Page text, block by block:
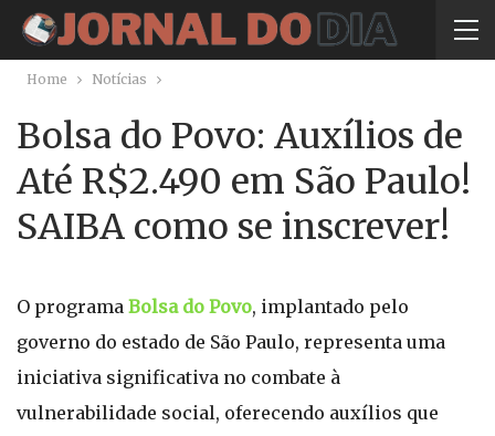
Home Notícias
Bolsa do Povo: Auxílios de
Até R$2.490 em São Paulo!
SAIBA como se inscrever!
O programa Bolsa do Povo, implantado pelo
governo do estado de São Paulo, representa uma
iniciativa significativa no combate à
vulnerabilidade social, oferecendo auxílios que